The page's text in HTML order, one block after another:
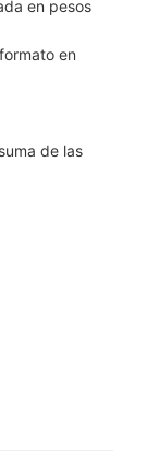
en pesos
en
de las